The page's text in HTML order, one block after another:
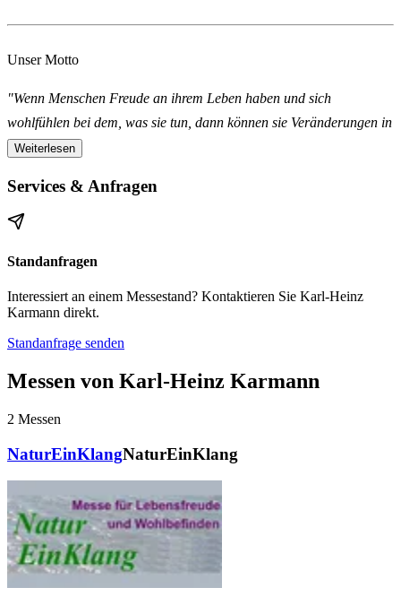
Unser Motto
"Wenn Menschen Freude an ihrem Leben haben und sich
wohlfühlen bei dem, was sie tun, dann können sie Veränderungen in
der Welt bewirken."
Was Sie erwartet
Die NaturEinKlang-Messe bietet Ihnen:
Lebendige Messeflächen: Aussteller, Produkte und Angebote
rund um Wohlbefinden und Lebensfreude.
Inspirierende Vorträge
ein erfülltes Leben.
Inspiration mit Gleichgesinnten.
Wir freuen uns darauf, die Messe- und Vortragsräume
Seien Sie dabei – wir freuen uns auf Sie!
Weiterlesen
Services & Anfragen
Standanfragen
Interessiert an einem Messestand? Kontaktieren Sie Karl-Heinz
Karmann direkt.
Standanfrage senden
Messen von Karl-Heinz Karmann
2 Messen
NaturEinKlangNaturEinKlang